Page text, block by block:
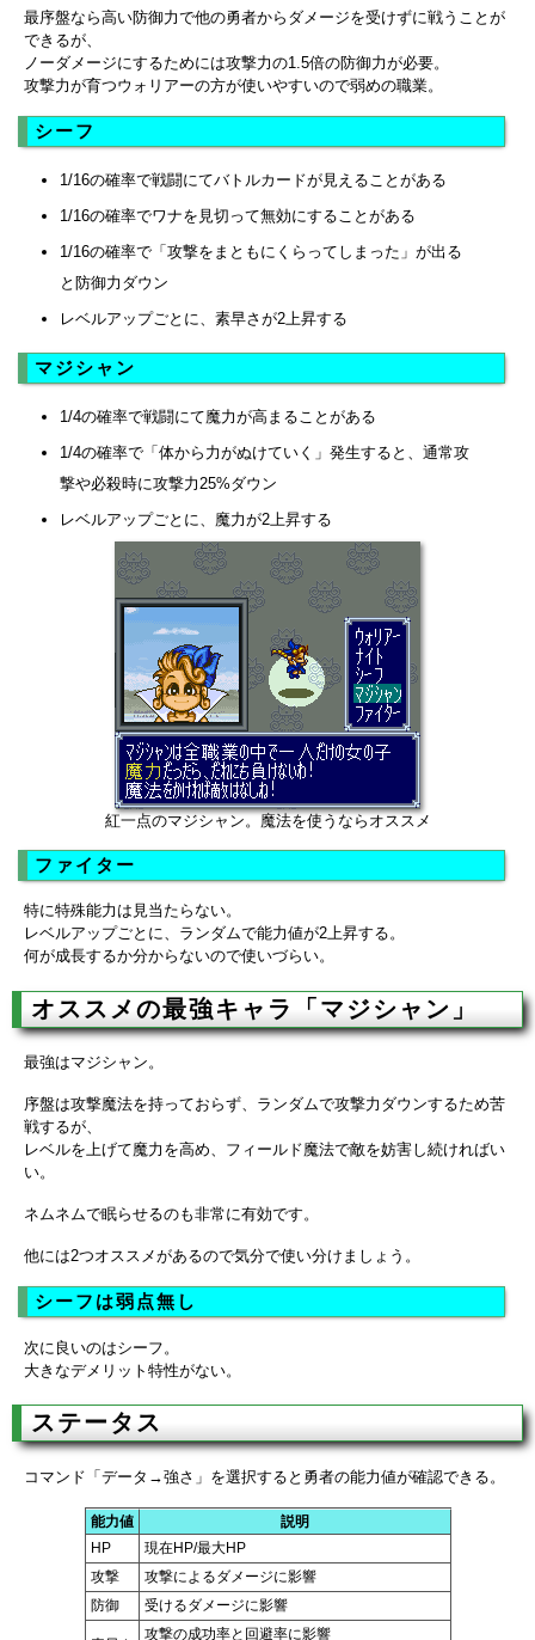
最序盤なら高い防御力で他の勇者からダメージを受けずに戦うことが
できるが、
ノーダメージにするためには攻撃力の1.5倍の防御力が必要。
攻撃力が育つウォリアーの方が使いやすいので弱めの職業。
シーフ
1/16の確率で戦闘にてバトルカードが見えることがある
1/16の確率でワナを見切って無効にすることがある
1/16の確率で「攻撃をまともにくらってしまった」が出る
と防御力ダウン
レベルアップごとに、素早さが2上昇する
マジシャン
1/4の確率で戦闘にて魔力が高まることがある
1/4の確率で「体から力がぬけていく」発生すると、通常攻
撃や必殺時に攻撃力25%ダウン
レベルアップごとに、魔力が2上昇する
紅一点のマジシャン。魔法を使うならオススメ
ファイター
特に特殊能力は見当たらない。
レベルアップごとに、ランダムで能力値が2上昇する。
何が成長するか分からないので使いづらい。
オススメの最強キャラ「マジシャン」
最強はマジシャン。
序盤は攻撃魔法を持っておらず、ランダムで攻撃力ダウンするため苦
戦するが、
レベルを上げて魔力を高め、フィールド魔法で敵を妨害し続ければい
い。
ネムネムで眠らせるのも非常に有効です。
他には2つオススメがあるので気分で使い分けましょう。
シーフは弱点無し
次に良いのはシーフ。
大きなデメリット特性がない。
ステータス
コマンド「データ→強さ」を選択すると勇者の能力値が確認できる。
能力値
説明
HP
現在HP/最大HP
攻撃
攻撃によるダメージに影響
防御
受けるダメージに影響
攻撃の成功率と回避率に影響